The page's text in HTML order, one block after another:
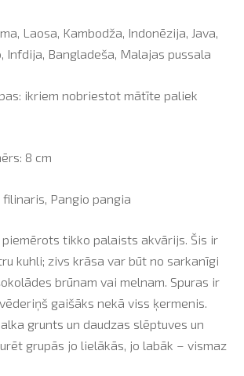
Laosa, Kambodža, Indonēzija, Java,
Infdija, Bangladeša, Malajas pussala
ikriem nobriestot mātīte paliek
8 cm
filinaris, Pangio pangia
piemērots tikko palaists akvārijs. Šis ir
kuhli; zivs krāsa var būt no sarkanīgi
brūnam vai melnam. Spuras ir
gaišāks nekā viss ķermenis.
grunts un daudzas slēptuves un
grupās jo lielākās, jo labāk – vismaz